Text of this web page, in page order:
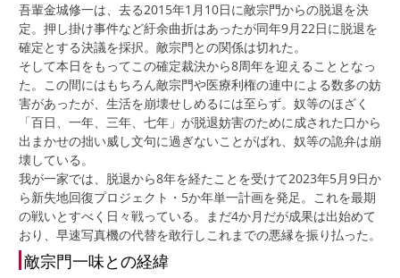
吾輩金城修一は、去る2015年1月10日に敵宗門からの脱退を決
定。押し掛け事件など紆余曲折はあったが同年9月22日に脱退を
確定とする決議を採択。敵宗門との関係は切れた。
そして本日をもってこの確定裁決から8周年を迎えることとなっ
た。この間にはもちろん敵宗門や医療利権の連中による数多の妨
害があったが、生活を崩壊せしめるには至らず。奴等のほざく
「百日、一年、三年、七年」が脱退妨害のために成された口から
出まかせの拙い威し文句に過ぎないことがばれ、奴等の詭弁は崩
壊している。
我が一家では、脱退から8年を経たことを受けて2023年5月9日か
ら新失地回復プロジェクト・5か年単一計画を発足。これを最期
の戦いとすべく日々戦っている。まだ4か月だが成果は出始めて
おり、早速写真機の代替を敢行しこれまでの悪縁を振り払った。
敵宗門一味との経緯